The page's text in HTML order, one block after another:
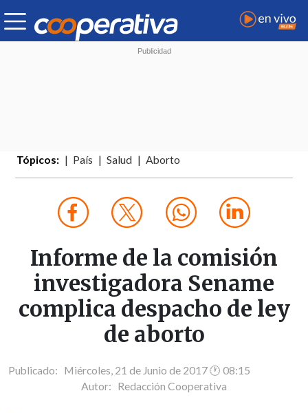
Tópicos: País Salud Aborto
Informe de la comisión
investigadora Sename
complica despacho de ley
de aborto
Publicado: Miércoles, 21 de Junio de 2017 🕐 08:15
Autor: Redacción Cooperativa